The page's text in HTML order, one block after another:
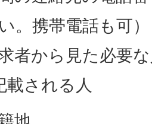
。携帯電話も可）
者から見た必要
載される人